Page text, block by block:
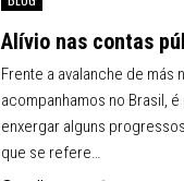
Alívio nas contas
Frente a avalanche de más
acompanhamos no Brasil,
enxergar alguns
que se refere…